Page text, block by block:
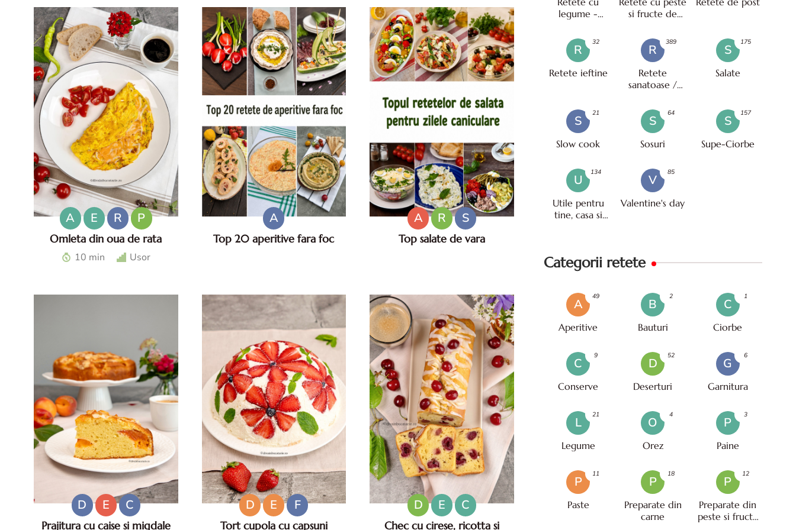
cu iaurt.
A E R P
Omleta din oua de rata
Omleta din oua de rata -
Ouale de rata sunt considerate de
10 min Usor
A
Top 20 aperitive fara foc
sanatoase.
A R S
Top salate de vara
35°C.
D E C
Prajitura cu caise si migdale
D E F
Tort cupola cu capsuni
D E C
Chec cu cirese, ricotta si
legume -
si fructe de
R
Retete ieftine
32
R
Retete
sanatoase /
389
S
Salate
175
S
Slow cook
21
S
Sosuri
64
S
Supe-Ciorbe
157
U
Utile pentru
tine, casa si
134
V
Valentine's day
85
Categorii retete
A
Aperitive
49
B
Bauturi
2
C
Ciorbe
1
C
Conserve
9
D
Deserturi
52
G
Garnitura
6
L
Legume
21
O
Orez
4
P
Paine
3
P
Paste
11
P
Preparate din
carne
18
P
Preparate din
peste si fructe
12